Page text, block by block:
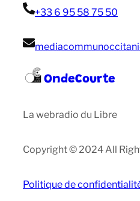
+33 6 95 58 75 50
OndeCourte
La webradio du Libre
Copyright © 2024 All
Politique de